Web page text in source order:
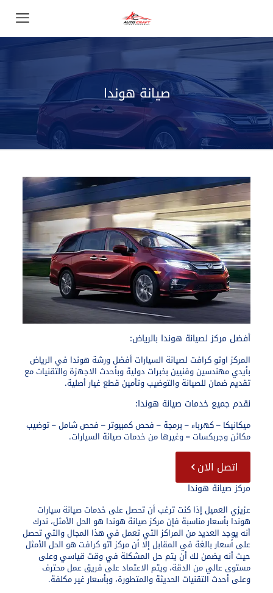
صيانة هوندا
أفضل مركز لصيانة هوندا بالرياض:​
المركز اوتو كرافت لصيانة السيارات أفضل ورشة هوندا في الرياض
بأيدي مهندسين وفنيين بخبرات دولية وبأحدث الاجهزة والتقنيات مع
تقديم ضمان للصيانة والتوضيب وتأمين قطع غيار أصلية.
نقدم جميع خدمات صيانة هوندا:
ميكانيكا – كهرباء – برمجة – فحص كمبيوتر – فحص شامل – توضيب
مكائن وجربكسات – وغيرها من خدمات صيانة السيارات.
اتصل الان
مركز صيانة هوندا
عزيزي العميل إذا كنت ترغب أن تحصل على خدمات صيانة سيارات
هوندا بأسعار مناسبة فإن مركز صيانة هوندا هو الحل الأمثل، ندرك
أنه يوجد العديد من المراكز التي تعمل في هذا المجال والتي تحصل
على أسعار بالغة في المقابل إلا أن مركز اتو كرافت هو الحل الأمثل
حيث أنه يضمن لك أن يتم حل المشكلة في وقت قياسي وعلى
مستوى عالي من الدقة، ويتم الاعتماد على فريق عمل محترف
وعلى أحدث التقنيات الحديثة والمتطورة، وبأسعار غير مكلفة.